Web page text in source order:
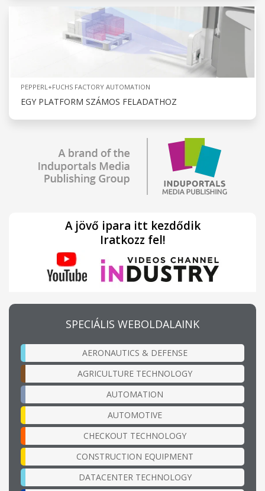
PEPPERL+FUCHS FACTORY AUTOMATION
EGY PLATFORM SZÁMOS FELADATHOZ
A jövő ipara itt kezdődik
Iratkozz fel!
SPECIÁLIS WEBOLDALAINK
AERONAUTICS & DEFENSE
AGRICULTURE TECHNOLOGY
AUTOMATION
AUTOMOTIVE
CHECKOUT TECHNOLOGY
CONSTRUCTION EQUIPMENT
DATACENTER TECHNOLOGY